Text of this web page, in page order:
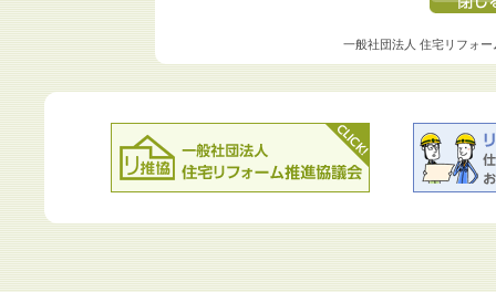
一般社団法人 住宅リフォー